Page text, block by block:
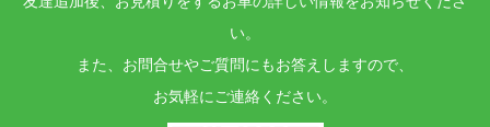
い。
また、お問合せやご質問にもお答えしますので、
お気軽にご連絡ください。